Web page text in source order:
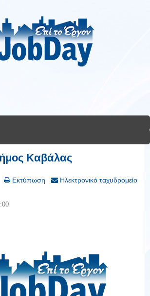
Καβάλας
Εκτύπωση Ηλεκτρονικό ταχυδρομείο